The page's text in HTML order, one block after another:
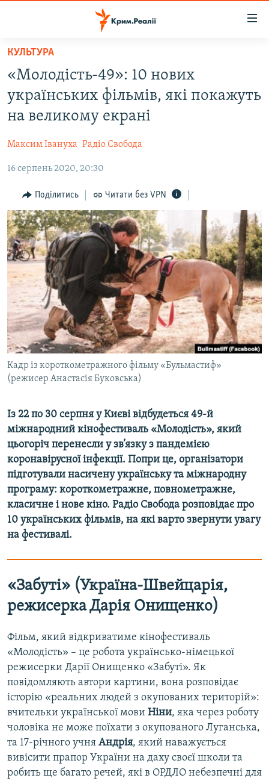
Перейти
основного
матеріалу
Перейти
до
основної
Перейти
пошуку
ВОДА.КРИМ
ВІДЕО ТА ФОТО
БЛОГИ
ПОГЛЯД
ІНТЕРВ'Ю
ВСЕ ЗА ДЕНЬ
СПЕЦПРОЕКТИ
ДЕПОРТАЦІЯ
ВІДЕОУРОКИ «ELIFBE»
СВІДЧЕННЯ ОКУПАЦІЇ
УКРАЇНСЬКА ПРОБЛЕМА КРИМУ
ІНФОГРАФІКА
ЯК ОБІЙТИ БЛОКУВАННЯ
Русский
Qırımtatar
ДОЛУЧАЙСЯ!
КУЛЬТУРА
«Молодість-49»: 10 нових
українських фільмів, які покажуть
на великому екрані
Максим Івануха Радіо Свобода
16 серпень 2020, 20:30
Поділитись Читати без VPN
Кадр із короткометражного фільму «Бульмастиф»
(режисер Анастасія Буковська)
Із 22 по 30 серпня у Києві відбудеться 49-й
міжнародний кінофестиваль «Молодість», який
цьогоріч перенесли у зв’язку з пандемією
коронавірусної інфекції. Попри це, організатори
підготували насичену українську та міжнародну
програму: короткометражне, повнометражне,
класичне і нове кіно. Радіо Свобода розповідає про
10 українських фільмів, на які варто звернути увагу
на фестивалі.
«Забуті» (Україна-Швейцарія,
режисерка Дарія Онищенко)
Фільм, який відкриватиме кінофестиваль
«Молодість» – це робота українсько-німецької
режисерки Дарії Онищенко «Забуті». Як
повідомляють автори картини, вона розповідає
історію «реальних людей з окупованих територій»:
вчительки української мови Ніни, яка через роботу
чоловіка не може поїхати з окупованого Луганська,
та 17-річного учня Андрія, який наважується
вивісити прапор України на даху своєї школи та
робить ще багато речей, які в ОРДЛО небезпечні для